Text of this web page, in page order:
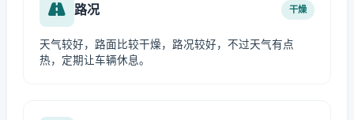
路况 干燥
天气较好，路面比较干燥，路况较好，不过天气有点
热，定期让车辆休息。